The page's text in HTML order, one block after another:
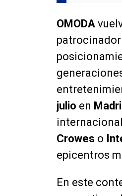
OMODA
julio en
Crowes o
epicentros
En este